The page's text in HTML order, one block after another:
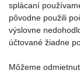
splácaní
pôvodne použili
výslovne
účtované žiadne
Môžeme